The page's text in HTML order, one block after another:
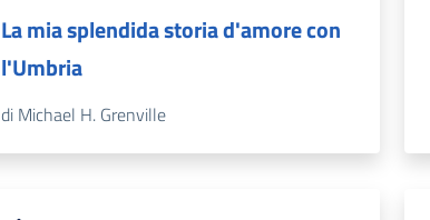
La mia splendida storia d'amore con
l'Umbria
di Michael H. Grenville